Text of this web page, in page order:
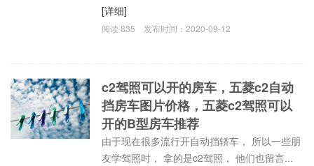
[详细]
阅读835 发布时间：2020-09-12
c2驾照可以开的房车，五菱c2自动
挡房车图片价格，五菱c2驾照可以
开的B型房车推荐
由于现在很多流行开自动挡轿车， 所以一些朋
友学驾照时， 拿的是c2驾照， 他们也留言...